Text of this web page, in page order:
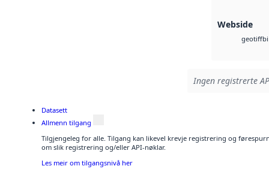
Webside
geotiff
Ingen registrerte
Datasett
Allmenn tilgang
Tilgjengeleg for alle. Tilgang kan likevel krevje registrering og
om slik registrering og/eller API-nøklar.
Les meir om tilgangsnivå her